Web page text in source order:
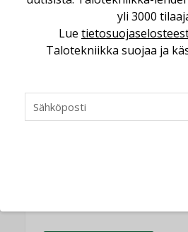
NIMITYKSET
Consti
Refair
NIMITYKSET
yli 3000
Lue
Talotekniikka suojaa ja